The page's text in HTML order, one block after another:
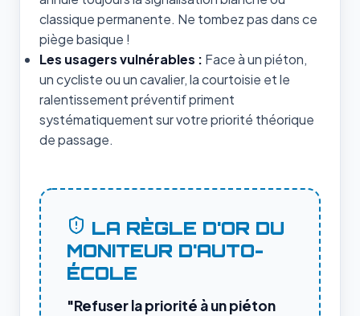
classique permanente. Ne tombez pas dans ce
piège basique !
Les usagers vulnérables : Face à un piéton,
un cycliste ou un cavalier, la courtoisie et le
ralentissement préventif priment
systématiquement sur votre priorité théorique
de passage.
LA RÈGLE D'OR DU
MONITEUR D'AUTO-
ÉCOLE
"Refuser la priorité à un piéton